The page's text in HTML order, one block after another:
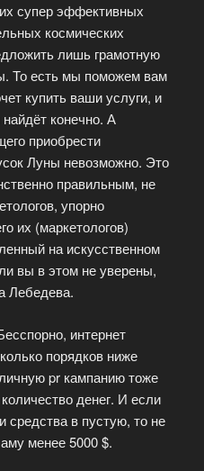
супер эффективных
космических
лишь грамотную
То есть мы поможем вам
купить ваши услуги, и
конечно. А
приобрести
Луны невозможно. Это
правильным, не
упорно
их (маркетологов)
на искусственном
вы в этом не уверены,
Лебедева.
интернет
порядков ниже
pr кампанию тоже
денег. И если
средства в пустую, то не
менее 5000 $.